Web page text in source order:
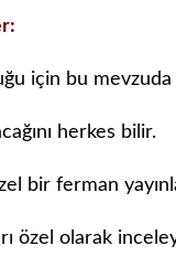
için bu
herkes bilir.
bir ferman
özel olarak